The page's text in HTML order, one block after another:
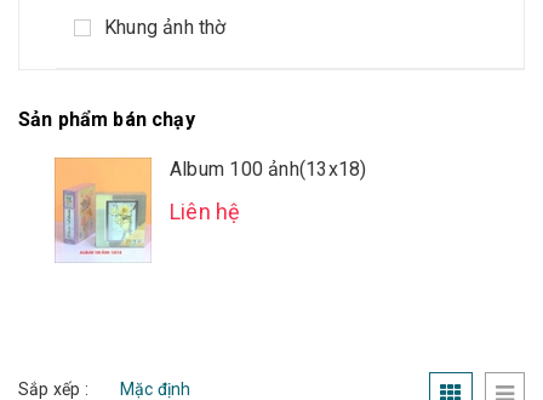
Khung ảnh thờ
Sản phẩm bán chạy
Album 100 ảnh(13x18)
Liên hệ
Sắp xếp :